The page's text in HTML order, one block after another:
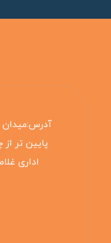
آدرس:میدان
پایین تر
اداری